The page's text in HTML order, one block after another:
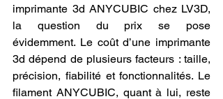
imprimante 3d ANYCUBIC chez LV3D,
la question du prix se pose
évidemment. Le coût d’une imprimante
3d dépend de plusieurs facteurs : taille,
précision, fiabilité et fonctionnalités. Le
filament ANYCUBIC, quant à lui, reste